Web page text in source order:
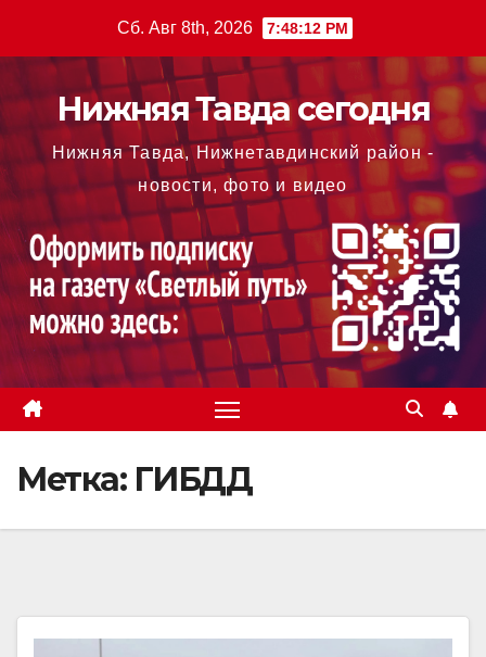
содержимому
Сб. Авг 8th, 2026 7:48:13 PM
Нижняя Тавда сегодня
Нижняя Тавда, Нижнетавдинский район -
новости, фото и видео
Метка: ГИБДД